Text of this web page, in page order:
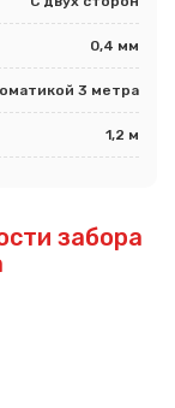
0,4 мм
3 метра
1,2 м
забора